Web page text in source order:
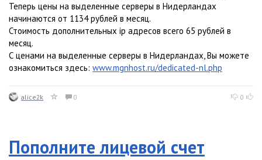
Теперь цены на выделенные серверы в Нидерландах
начинаются от 1134 рублей в месяц.
Стоимость дополнительных ip адресов всего 65 рублей в
месяц.
С ценами на выделенные серверы в Нидерландах, Вы можете
ознакомиться здесь: www.mgnhost.ru/dedicated-nl.php
alice2k 0 0
Пополните лицевой счет